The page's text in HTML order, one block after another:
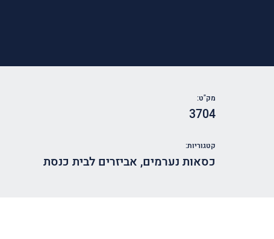
מק"ט:
3704
קטגוריות:
כסאות נערמים, אביזרים לבית כנסת